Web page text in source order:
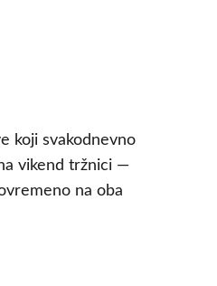
koji svakodnevno
vikend tržnici —
na oba